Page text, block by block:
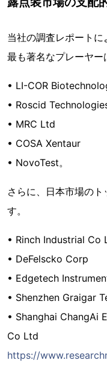
当社の調査レポート
最も著名なプレーヤー
• LI-COR
• Roscid
• MRC Ltd
• COSA Xentaur
• NovoTest。
さらに、日本市場の
す。
• Rinch Industrial Co
• DeFelscko Corp
• Edgetech
• Shenzhen Graigar
• Shanghai ChangAi
Co Ltd
https://